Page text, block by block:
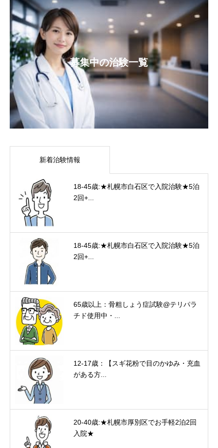
募集中の治験一覧
新着治験情報
18-45歳:★札幌市白石区で入院治験★5泊
2回+...
18-45歳:★札幌市白石区で入院治験★5泊
2回+...
65歳以上：骨粗しょう症試験@テリパラ
チド使用中・...
12-17歳：【スギ花粉で目のかゆみ・充血
がある方...
20-40歳:★札幌市厚別区でお手軽2泊2回
入院★